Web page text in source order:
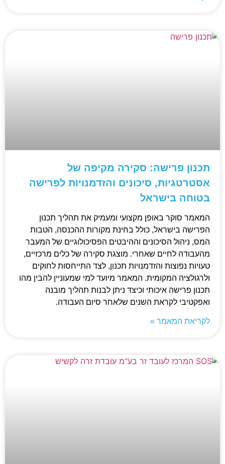
תכנון פרישה: סקירה מקיפה של
אסטרטגיות, סיכונים והזדמנויות לפרישה
בטוחה בישראל
המאמר סוקר באופן מקצועי ומעמיק את תהליך תכנון
הפרישה בישראל, כולל בחינת מקורות ההכנסה, הטבות
המס, ניהול הסיכונים וההיבטים הפסיכולוגיים של המעבר
מהעבודה לחיים שאחרי. מוצגת סקירה של כלים מרכזיים,
טעויות נפוצות והזדמנויות תכנון, לצד התייחסות לחוקים
ולרגולציה המקומית. המאמר מיועד למי שמעוניין להבין מהו
תכנון פרישה איכותי וכיצד ניתן לבנות תהליך מובנה
ואפקטיבי לקראת השנים שלאחר סיום העבודה.
לקריאת המאמר »